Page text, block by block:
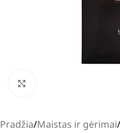
Pradžia Maistas ir gėrimai